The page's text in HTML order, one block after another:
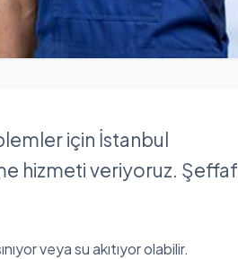
için İstanbul
hizmeti veriyoruz. Şeffaf
veya su akıtıyor olabilir.